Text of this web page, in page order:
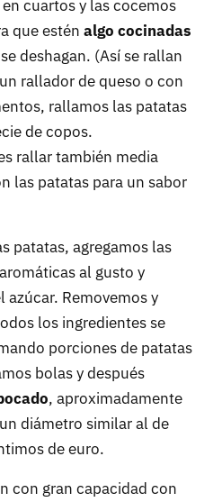
cuartos y las cocemos
que estén algo cocinadas
deshagan. (Así se rallan
rallador de queso o con
rallamos las patatas
de copos.
rallar también media
las patatas para un sabor
patatas, agregamos las
al gusto y
azúcar. Removemos y
los ingredientes se
porciones de patatas
bolas y después
, aproximadamente
diámetro similar al de
de euro.
con gran capacidad con